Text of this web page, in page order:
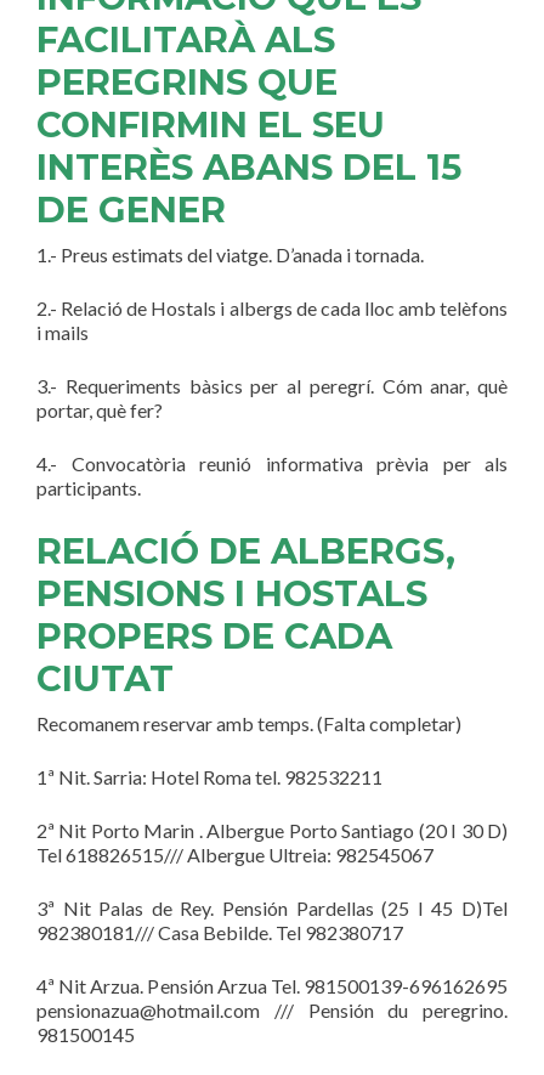
FACILITARÀ ALS
PEREGRINS QUE
CONFIRMIN EL SEU
INTERÈS ABANS DEL 15
DE GENER
1.- Preus estimats del viatge. D’anada i tornada.
2.- Relació de Hostals i albergs de cada lloc amb telèfons
i mails
3.- Requeriments bàsics per al peregrí. Cóm anar, què
portar, què fer?
4.- Convocatòria reunió informativa prèvia per als
participants.
RELACIÓ DE ALBERGS,
PENSIONS I HOSTALS
PROPERS DE CADA
CIUTAT
Recomanem reservar amb temps. (Falta completar)
1ª Nit. Sarria: Hotel Roma tel. 982532211
2ª Nit Porto Marin . Albergue Porto Santiago (20 I 30 D)
Tel 618826515/// Albergue Ultreia: 982545067
3ª Nit Palas de Rey. Pensión Pardellas (25 I 45 D)Tel
982380181/// Casa Bebilde. Tel 982380717
4ª Nit Arzua. Pensión Arzua Tel. 981500139-696162695
pensionazua@hotmail.com /// Pensión du peregrino.
981500145